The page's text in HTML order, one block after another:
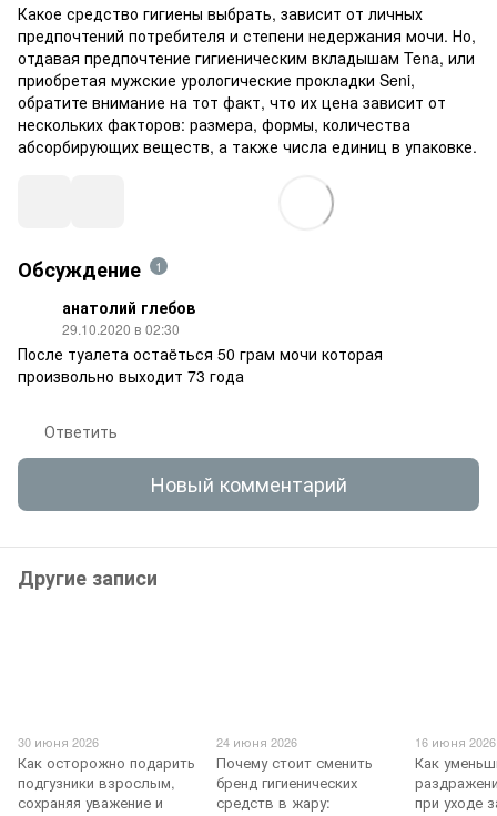
Какое средство гигиены выбрать, зависит от личных
предпочтений потребителя и степени недержания мочи. Но,
отдавая предпочтение гигиеническим вкладышам Tena, или
приобретая мужские урологические прокладки Seni,
обратите внимание на тот факт, что их цена зависит от
нескольких факторов: размера, формы, количества
абсорбирующих веществ, а также числа единиц в упаковке.
Обсуждение 1
анатолий глебов
29.10.2020 в 02:30
После туалета остаëться 50 грам мочи которая
произвольно выходит 73 года
Ответить
Новый комментарий
Другие записи
30 июня 2026
Как осторожно подарить
подгузники взрослым,
сохраняя уважение и
24 июня 2026
Почему стоит сменить
бренд гигиенических
средств в жару:
16 июня 2026
Как
при уходе